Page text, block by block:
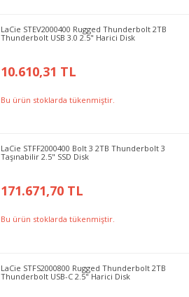
LaCie STEV2000400 Rugged Thunderbolt 2TB
Thunderbolt USB 3.0 2.5" Harici Disk
10.610,31 TL
Bu ürün stoklarda tükenmiştir.
LaCie STFF2000400 Bolt 3 2TB Thunderbolt 3
Taşınabilir 2.5" SSD Disk
171.671,70 TL
Bu ürün stoklarda tükenmiştir.
LaCie STFS2000800 Rugged Thunderbolt 2TB
Thunderbolt USB-C 2.5" Harici Disk